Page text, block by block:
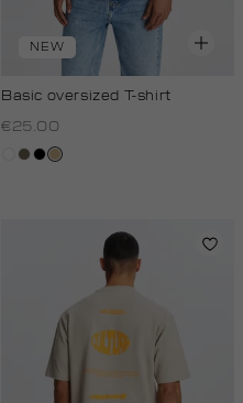
NEW
Basic oversized T-shirt
€25.00
witlichtbruin
zwart
tan